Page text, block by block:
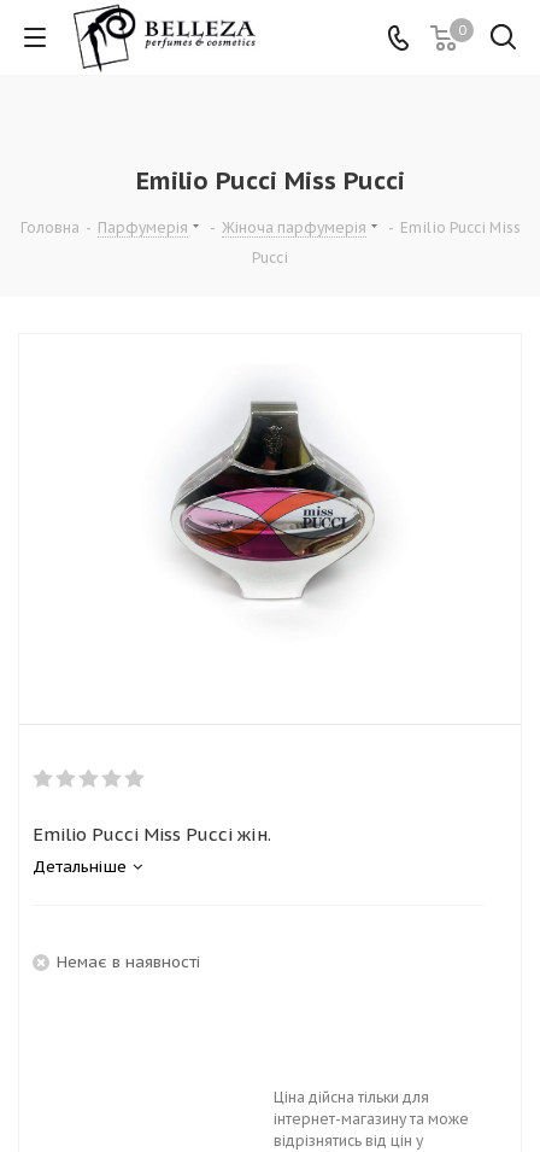
0
Emilio Pucci Miss Pucci
Головна - Парфумерія - Жіноча парфумерія - Emilio Pucci Miss
Pucci
Emilio Pucci Miss Pucci жін.
Детальніше
Немає в наявності
Ціна дійсна тільки для
інтернет-магазину та може
відрізнятись від цін у